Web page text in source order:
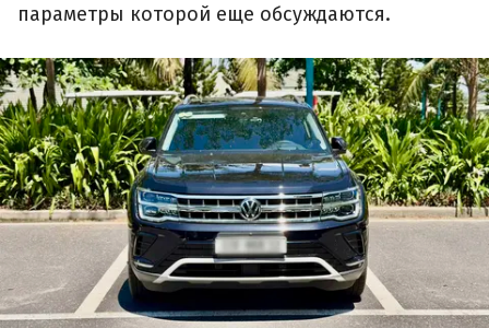
параметры которой еще обсуждаются.